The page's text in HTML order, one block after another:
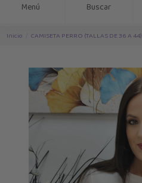
Menú Buscar
Inicio CAMISETA PERRO (TALLAS DE 36 A 44)